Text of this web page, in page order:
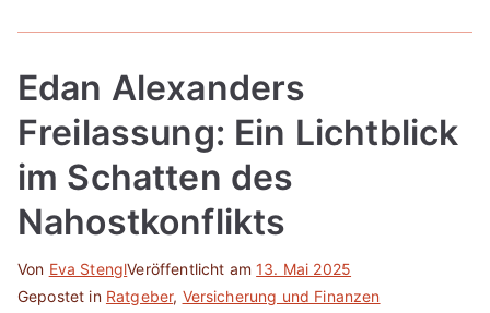
Edan Alexanders
Freilassung: Ein Lichtblick
im Schatten des
Nahostkonflikts
Von Eva StenglVeröffentlicht am13. Mai 2025
Gepostet in Ratgeber, Versicherung und Finanzen